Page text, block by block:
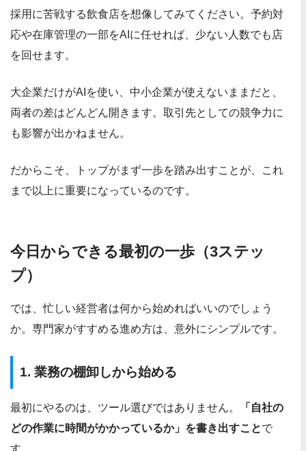
採用に苦戦する飲食店を想像してみてください。予約対
応や在庫管理の一部をAIに任せれば、少ない人数でも店
を回せます。
大企業だけがAIを使い、中小企業が使えないままだと、
両者の差はどんどん開きます。取引先としての競争力に
も影響が出かねません。
だからこそ、トップがまず一歩を踏み出すことが、これ
まで以上に重要になっているのです。
今日からできる最初の一歩（3ステッ
プ）
では、忙しい経営者は何から始めればいいのでしょう
か。専門家がすすめる進め方は、意外にシンプルです。
1. 業務の棚卸しから始める
最初にやるのは、ツール選びではありません。
「自社の
どの作業に時間がかかっているか」を書き出すことで